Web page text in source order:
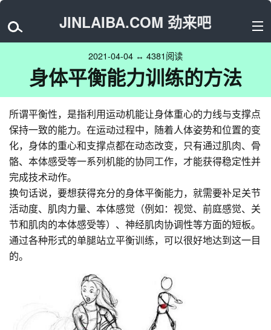
JINLAIBA.COM 劲来吧
2021-04-04 ↔ 4381阅读
身体平衡能力训练的方法
所谓平衡性，是指利用运动机能让身体重心的力线与支撑点
保持一致的能力。在运动过程中，随着人体姿势和位置的变
化，身体的重心和支撑点都在动态改变，只有通过肌肉、骨
骼、本体感受等一系列机能的协同工作，才能获得稳定性并
完成技术动作。
换句话说，要想获得充分的身体平衡能力，就需要补足关节
活动度、肌肉力量、本体感觉（例如：视觉、前庭感觉、关
节和肌肉的本体感受等）、神经肌肉协调性等方面的短板。
通过各种形式的单腿站立平衡训练，可以很好地达到这一目
的。